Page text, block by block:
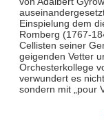
Einspielung dem
Romberg (1767-
Cellisten seiner
geigenden Vetter
Orchesterkollege
verwundert es
sondern mit „pour